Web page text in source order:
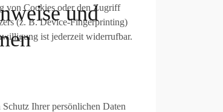
von Cookies oder den Zugriff
(z. B. Device-Fingerprinting)
ist jederzeit widerrufbar.
und
Ihrer persönlichen Daten